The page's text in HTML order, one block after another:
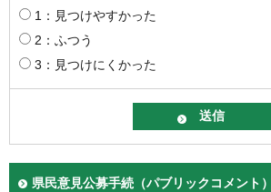
1：見つけやすかった
2：ふつう
3：見つけにくかった
県民意見公募手続（パブリックコメント